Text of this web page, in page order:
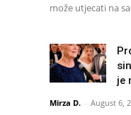
može utjecati na
je
Mirza D. - August 6,